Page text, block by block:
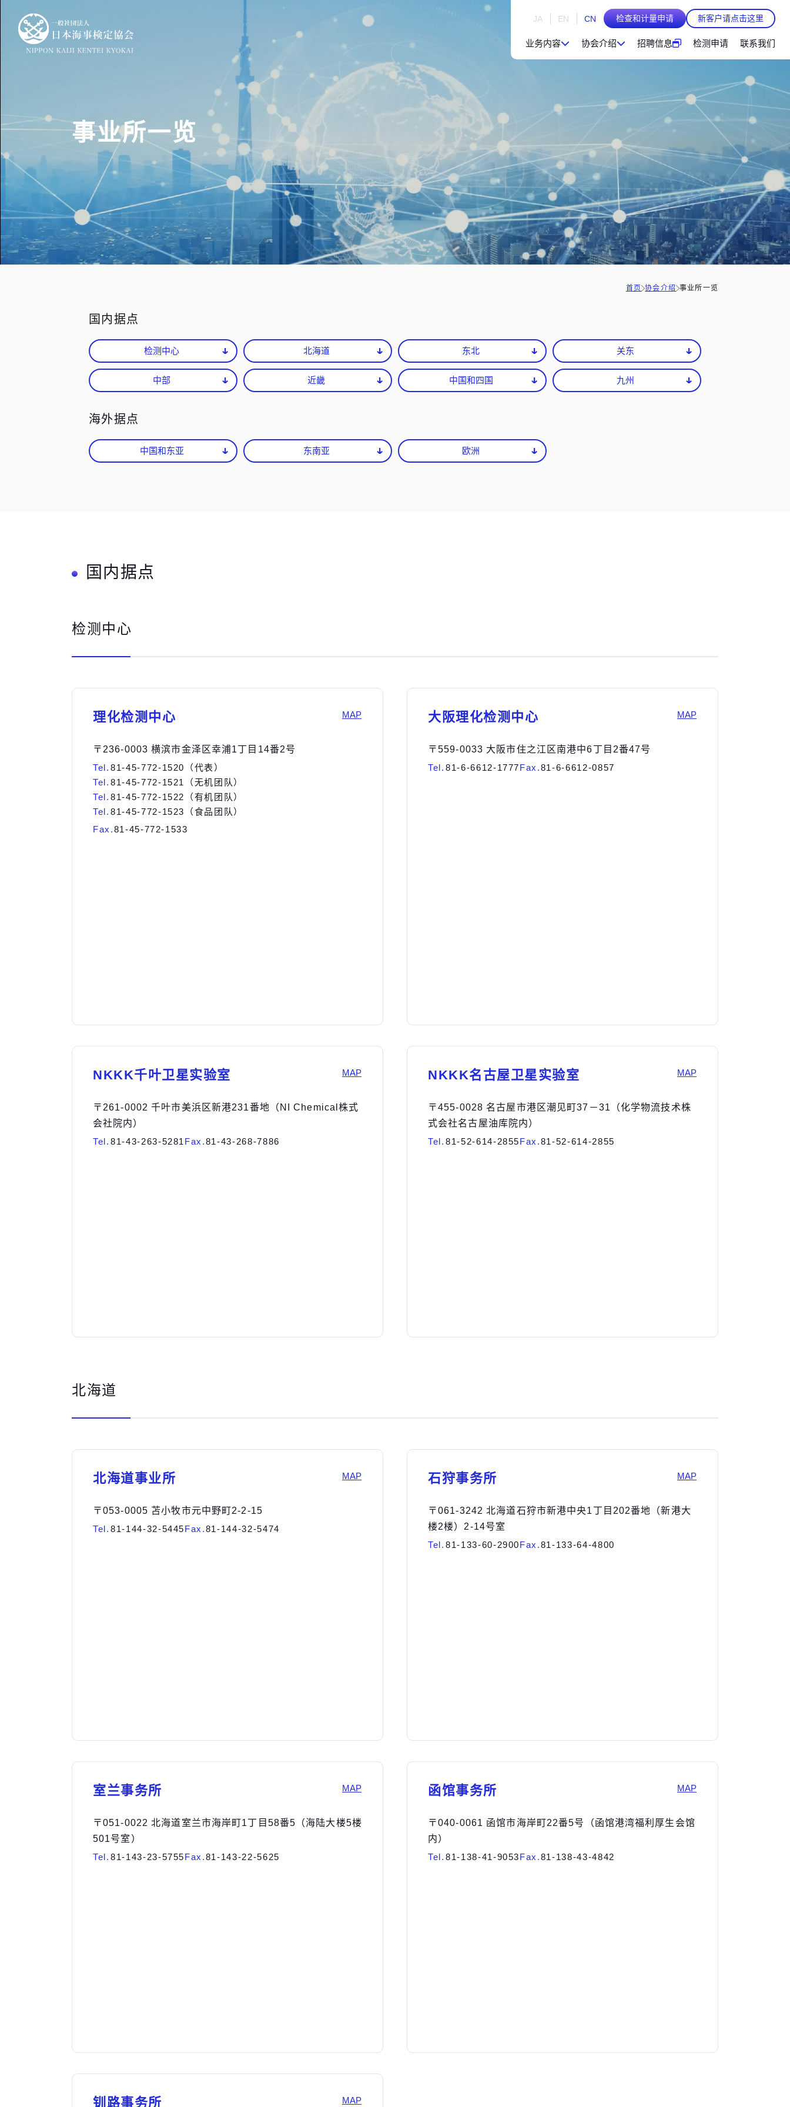
一般社团法人 日本海事检定协会 JA EN CN 检查和计量申请 新客户请点击这里
业务内容
业务内容 业务内容首页
法定检验（危险品和船积计量等） 损害检验
船舶相关业务 进出口货物相关业务
测量和计量相关业务业务 碳中和
协会介绍
协会介绍 协会介绍首页 协会概要
事业所一览 组织结构图
企业治理措施 可持续发展
招聘信息 检测申请 联系我们
事业所一览
首页 协会介绍 事业所一览
国内据点
检测中心 北海道 东北 关东
中部 近畿 中国和四国 九州
海外据点
中国和东亚 东南亚 欧洲
国内据点
检测中心
理化检测中心 MAP
〒236-0003 横滨市金泽区幸浦1丁目14番2号
Tel. 81-45-772-1520（代表）
Tel. 81-45-772-1521（无机团队）
Tel. 81-45-772-1522（有机团队）
Tel. 81-45-772-1523（食品团队）
Fax.81-45-772-1533
大阪理化检测中心 MAP
〒559-0033 大阪市住之江区南港中6丁目2番47号
Tel. 81-6-6612-1777Fax.81-6-6612-0857
NKKK千叶卫星实验室 MAP
〒261-0002 千叶市美浜区新港231番地（NI Chemical株式
会社院内）
Tel. 81-43-263-5281 Fax.81-43-268-7886
NKKK名古屋卫星实验室 MAP
〒455-0028 名古屋市港区潮见町37－31（化学物流技术株
式会社名古屋油库院内）
Tel. 81-52-614-2855Fax.81-52-614-2855
北海道
北海道事业所 MAP
〒053-0005 苫小牧市元中野町2-2-15
Tel. 81-144-32-5445Fax.81-144-32-5474
石狩事务所 MAP
〒061-3242 北海道石狩市新港中央1丁目202番地（新港大
楼2楼）2-14号室
Tel. 81-133-60-2900Fax.81-133-64-4800
室兰事务所 MAP
〒051-0022 北海道室兰市海岸町1丁目58番5（海陆大楼5楼
501号室）
Tel. 81-143-23-5755Fax.81-143-22-5625
函馆事务所 MAP
〒040-0061 函馆市海岸町22番5号（函馆港湾福利厚生会馆
内）
Tel. 81-138-41-9053Fax.81-138-43-4842
钏路事务所 MAP